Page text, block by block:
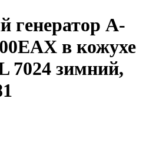
генератор A-
в кожухе
7024 зимний,